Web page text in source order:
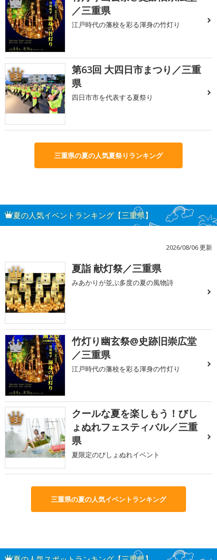
2
／三重県
江戸時代の藩校を彩る渾身の竹灯り
3
第63回 大四日市まつり／三重
県
四日市市を代表する夏祭り
三重県の夏の人気夏祭りランキング
夏の人気イベントランキング【三重県】
2026/08/06 更新
1 夏詣 献灯祭／三重県
みあかりが並ぶ多度の夏の風物詩
2
竹灯り幽玄祭@史跡旧崇広堂
／三重県
江戸時代の藩校を彩る渾身の竹灯り
3
クールな夏を楽しもう！びし
ょぬれフェスティバル／三重
県
夏限定のびしょぬれイベント
三重県の夏の人気イベントランキング